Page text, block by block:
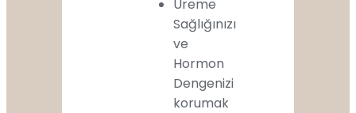
Üreme
Sağlığınızı
ve
Hormon
Dengenizi
korumak